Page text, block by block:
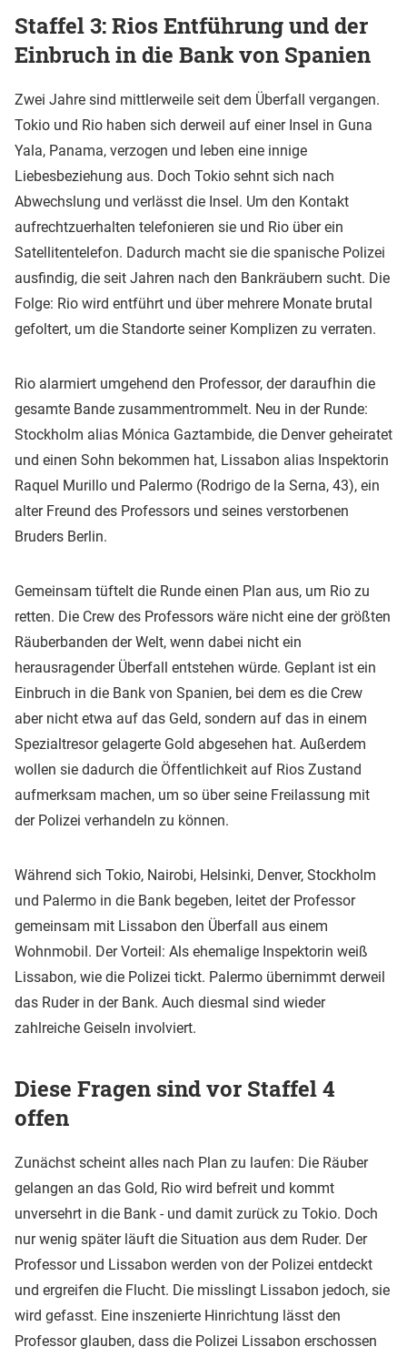
Staffel 3: Rios Entführung und der
Einbruch in die Bank von Spanien
Zwei Jahre sind mittlerweile seit dem Überfall vergangen.
Tokio und Rio haben sich derweil auf einer Insel in Guna
Yala, Panama, verzogen und leben eine innige
Liebesbeziehung aus. Doch Tokio sehnt sich nach
Abwechslung und verlässt die Insel. Um den Kontakt
aufrechtzuerhalten telefonieren sie und Rio über ein
Satellitentelefon. Dadurch macht sie die spanische Polizei
ausfindig, die seit Jahren nach den Bankräubern sucht. Die
Folge: Rio wird entführt und über mehrere Monate brutal
gefoltert, um die Standorte seiner Komplizen zu verraten.
Rio alarmiert umgehend den Professor, der daraufhin die
gesamte Bande zusammentrommelt. Neu in der Runde:
Stockholm alias Mónica Gaztambide, die Denver geheiratet
und einen Sohn bekommen hat, Lissabon alias Inspektorin
Raquel Murillo und Palermo (Rodrigo de la Serna, 43), ein
alter Freund des Professors und seines verstorbenen
Bruders Berlin.
Gemeinsam tüftelt die Runde einen Plan aus, um Rio zu
retten. Die Crew des Professors wäre nicht eine der größten
Räuberbanden der Welt, wenn dabei nicht ein
herausragender Überfall entstehen würde. Geplant ist ein
Einbruch in die Bank von Spanien, bei dem es die Crew
aber nicht etwa auf das Geld, sondern auf das in einem
Spezialtresor gelagerte Gold abgesehen hat. Außerdem
wollen sie dadurch die Öffentlichkeit auf Rios Zustand
aufmerksam machen, um so über seine Freilassung mit
der Polizei verhandeln zu können.
Während sich Tokio, Nairobi, Helsinki, Denver, Stockholm
und Palermo in die Bank begeben, leitet der Professor
gemeinsam mit Lissabon den Überfall aus einem
Wohnmobil. Der Vorteil: Als ehemalige Inspektorin weiß
Lissabon, wie die Polizei tickt. Palermo übernimmt derweil
das Ruder in der Bank. Auch diesmal sind wieder
zahlreiche Geiseln involviert.
Diese Fragen sind vor Staffel 4
offen
Zunächst scheint alles nach Plan zu laufen: Die Räuber
gelangen an das Gold, Rio wird befreit und kommt
unversehrt in die Bank - und damit zurück zu Tokio. Doch
nur wenig später läuft die Situation aus dem Ruder. Der
Professor und Lissabon werden von der Polizei entdeckt
und ergreifen die Flucht. Die misslingt Lissabon jedoch, sie
wird gefasst. Eine inszenierte Hinrichtung lässt den
Professor glauben, dass die Polizei Lissabon erschossen